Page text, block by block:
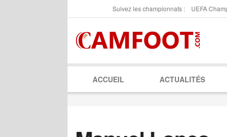
Suivez les championnats : UEFA
ACCUEIL ACTUALITÉS